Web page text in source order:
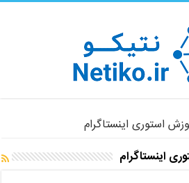
استوری اینستاگرام
اینستاگرام